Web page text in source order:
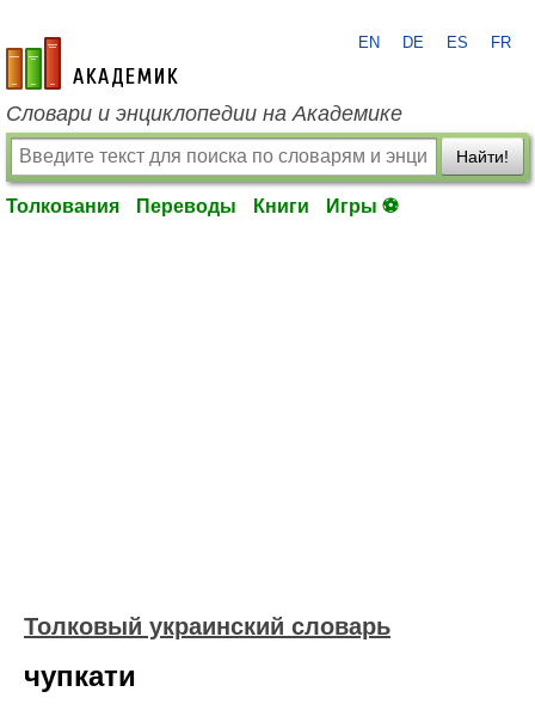
academic.ru
EN DE ES FR
Словари и энциклопедии на Академике
Найти!
Толкования Переводы Книги Игры ⚽
Толковый украинский словарь
чупкати